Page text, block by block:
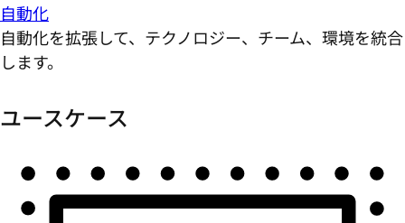
自動化
自動化を拡張して、テクノロジー、チーム、環境を統合
します。
ユースケース